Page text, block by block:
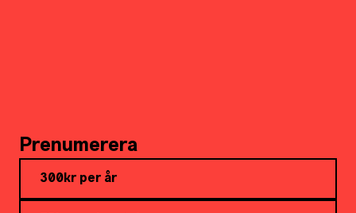
Prenumerera
300kr per år